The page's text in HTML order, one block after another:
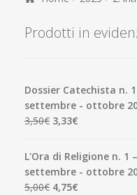
Prodotti in
Dossier Catechista n.
settembre - ottobre
3,50€ Il
originale
era:
3,50€.
3,33€
attuale
è:
L'Ora di Religione n. 1 –
settembre - ottobre
5,00€ Il
4,75€